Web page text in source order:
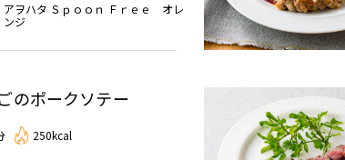
アヲハタ Ｓｐｏｏｎ Ｆｒｅｅ オレ
ンジ
のポークソテー
250kcal